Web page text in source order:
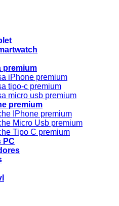
premium
iPhone premium
tipo-c premium
micro usb premium
premium
IPhone premium
Micro Usb premium
Tipo C premium
PC